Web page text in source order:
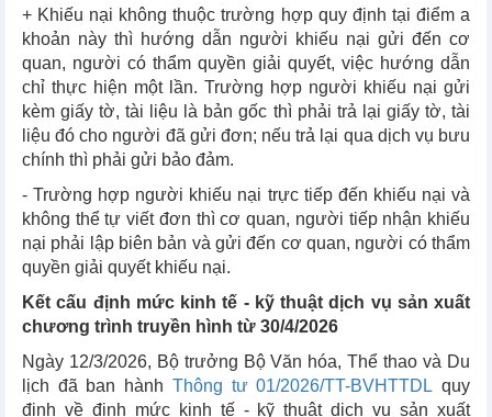
+ Khiếu nại không thuộc trường hợp quy định tại điểm a
khoản này thì hướng dẫn người khiếu nại gửi đến cơ
quan, người có thẩm quyền giải quyết, việc hướng dẫn
chỉ thực hiện một lần. Trường hợp người khiếu nại gửi
kèm giấy tờ, tài liệu là bản gốc thì phải trả lại giấy tờ, tài
liệu đó cho người đã gửi đơn; nếu trả lại qua dịch vụ bưu
chính thì phải gửi bảo đảm.
- Trường hợp người khiếu nại trực tiếp đến khiếu nại và
không thể tự viết đơn thì cơ quan, người tiếp nhận khiếu
nại phải lập biên bản và gửi đến cơ quan, người có thẩm
quyền giải quyết khiếu nại.
Kết cấu định mức kinh tế - kỹ thuật dịch vụ sản xuất
chương trình truyền hình từ 30/4/2026
Ngày 12/3/2026, Bộ trưởng Bộ Văn hóa, Thể thao và Du
lịch đã ban hành Thông tư01/2026/TT-BVHTTDL quy
định về định mức kinh tế - kỹ thuật dịch vụ sản xuất